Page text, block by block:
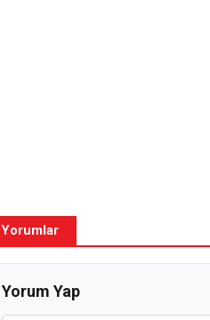
Yorumlar
Yorum Yap